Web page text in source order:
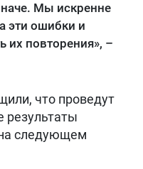
Мы искренне
эти ошибки и
их повторения», –
что проведут
результаты
следующем